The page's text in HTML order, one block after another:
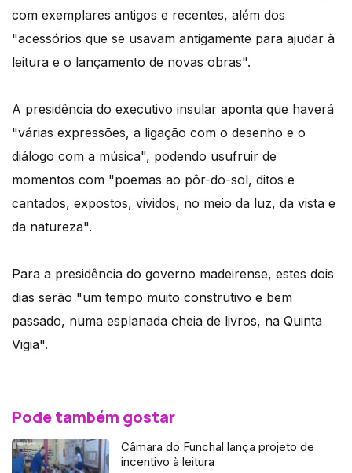
com exemplares antigos e recentes, além dos
"acessórios que se usavam antigamente para ajudar à
leitura e o lançamento de novas obras".
A presidência do executivo insular aponta que haverá
"várias expressões, a ligação com o desenho e o
diálogo com a música", podendo usufruir de
momentos com "poemas ao pôr-do-sol, ditos e
cantados, expostos, vividos, no meio da luz, da vista e
da natureza".
Para a presidência do governo madeirense, estes dois
dias serão "um tempo muito construtivo e bem
passado, numa esplanada cheia de livros, na Quinta
Vigia".
Pode também gostar
Câmara do Funchal lança projeto de
incentivo à leitura